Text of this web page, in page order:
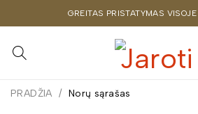
GREITAS PRISTATYMAS
PRADŽIA / Norų sąrašas